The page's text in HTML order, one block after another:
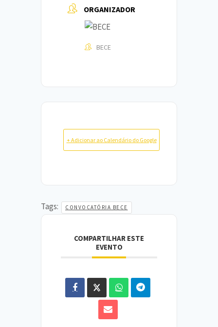
ORGANIZADOR
BECE
+ Adicionar ao Calendário do Google
Tags: CONVOCATÓRIA BECE
COMPARTILHAR ESTE
EVENTO